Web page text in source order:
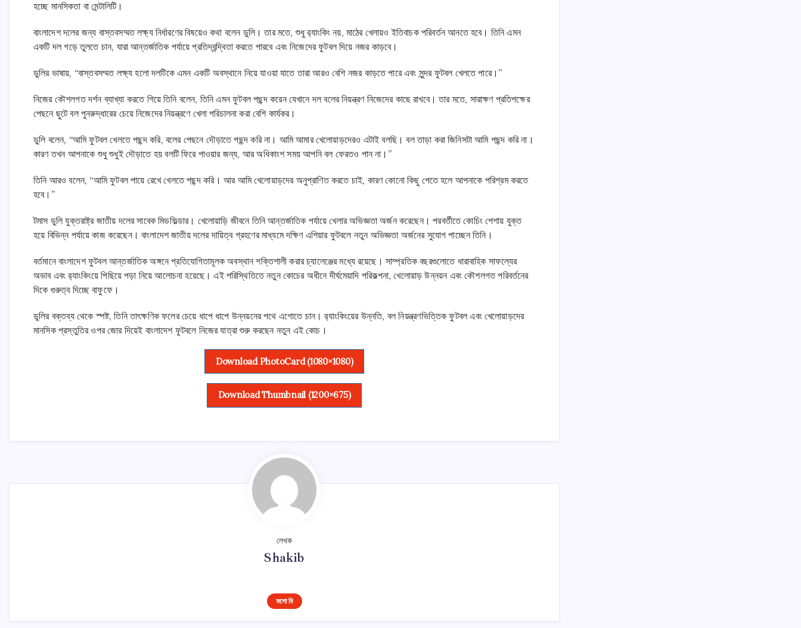
হচ্ছে মানসিকতা বা মেন্টালিটি।
বাংলাদেশ দলের জন্য বাস্তবসম্মত লক্ষ্য নির্ধারণের বিষয়েও কথা বলেন ডুলি। তার মতে, শুধু র‌্যাংকিং নয়, মাঠের খেলায়ও ইতিবাচক পরিবর্তন আনতে হবে। তিনি এমন
একটি দল গড়ে তুলতে চান, যারা আন্তর্জাতিক পর্যায়ে প্রতিদ্বন্দ্বিতা করতে পারবে এবং নিজেদের ফুটবল দিয়ে নজর কাড়বে।
ডুলির ভাষায়, “বাস্তবসম্মত লক্ষ্য হলো দলটিকে এমন একটি অবস্থানে নিয়ে যাওয়া যাতে তারা আরও বেশি নজর কাড়তে পারে এবং সুন্দর ফুটবল খেলতে পারে।”
নিজের কৌশলগত দর্শন ব্যাখ্যা করতে গিয়ে তিনি বলেন, তিনি এমন ফুটবল পছন্দ করেন যেখানে দল বলের নিয়ন্ত্রণ নিজেদের কাছে রাখবে। তার মতে, সারাক্ষণ প্রতিপক্ষের
পেছনে ছুটে বল পুনরুদ্ধারের চেয়ে নিজেদের নিয়ন্ত্রণে খেলা পরিচালনা করা বেশি কার্যকর।
ডুলি বলেন, “আমি ফুটবল খেলতে পছন্দ করি, বলের পেছনে দৌড়াতে পছন্দ করি না। আমি আমার খেলোয়াড়দেরও এটাই বলছি। বল তাড়া করা জিনিসটা আমি পছন্দ করি না।
কারণ তখন আপনাকে শুধু শুধুই দৌড়াতে হয় বলটি ফিরে পাওয়ার জন্য, আর অধিকাংশ সময় আপনি বল ফেরতও পান না।”
তিনি আরও বলেন, “আমি ফুটবল পায়ে রেখে খেলতে পছন্দ করি। আর আমি খেলোয়াড়দের অনুপ্রাণিত করতে চাই, কারণ কোনো কিছু পেতে হলে আপনাকে পরিশ্রম করতে
হবে।”
টমাস ডুলি যুক্তরাষ্ট্র জাতীয় দলের সাবেক মিডফিল্ডার। খেলোয়াড়ি জীবনে তিনি আন্তর্জাতিক পর্যায়ে খেলার অভিজ্ঞতা অর্জন করেছেন। পরবর্তীতে কোচিং পেশায় যুক্ত
হয়ে বিভিন্ন পর্যায়ে কাজ করেছেন। বাংলাদেশ জাতীয় দলের দায়িত্ব গ্রহণের মাধ্যমে দক্ষিণ এশিয়ার ফুটবলে নতুন অভিজ্ঞতা অর্জনের সুযোগ পাচ্ছেন তিনি।
বর্তমানে বাংলাদেশ ফুটবল আন্তর্জাতিক অঙ্গনে প্রতিযোগিতামূলক অবস্থান শক্তিশালী করার চ্যালেঞ্জের মধ্যে রয়েছে। সাম্প্রতিক বছরগুলোতে ধারাবাহিক সাফল্যের
অভাব এবং র‌্যাংকিংয়ে পিছিয়ে পড়া নিয়ে আলোচনা হয়েছে। এই পরিস্থিতিতে নতুন কোচের অধীনে দীর্ঘমেয়াদি পরিকল্পনা, খেলোয়াড় উন্নয়ন এবং কৌশলগত পরিবর্তনের
দিকে গুরুত্ব দিচ্ছে বাফুফে।
ডুলির বক্তব্য থেকে স্পষ্ট, তিনি তাৎক্ষণিক ফলের চেয়ে ধাপে ধাপে উন্নয়নের পথে এগোতে চান। র‌্যাংকিংয়ের উন্নতি, বল নিয়ন্ত্রণভিত্তিক ফুটবল এবং খেলোয়াড়দের
মানসিক প্রস্তুতির ওপর জোর দিয়েই বাংলাদেশ ফুটবলে নিজের যাত্রা শুরু করছেন নতুন এই কোচ।
Download PhotoCard (1080×1080)
Download Thumbnail (1200×675)
লেখক
Shakib
ফলো মি